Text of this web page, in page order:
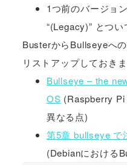
1つ前のバージョ
“(Legacy)” とつい
BusterからBullseyeへ
リストアップしておきま
Bullseye – the
OS (Raspberry
異なる点)
第5章 bullseye で
(Debianにおける